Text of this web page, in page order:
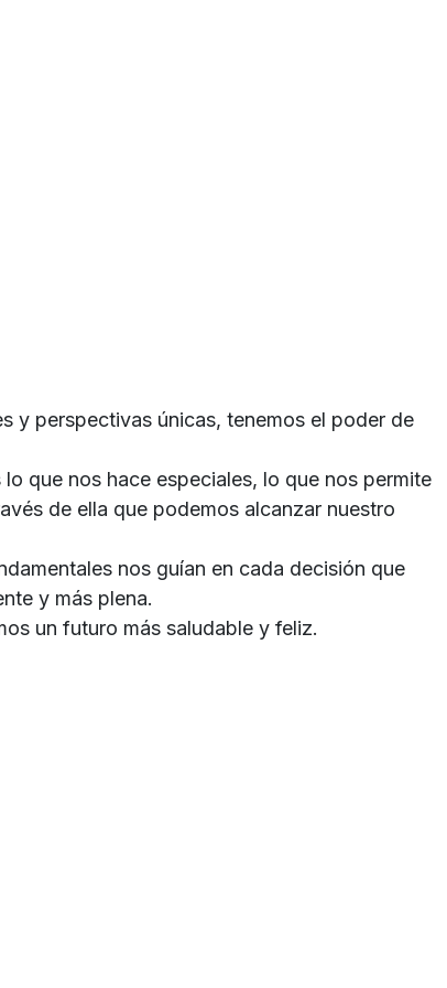
y perspectivas únicas, tenemos el poder de
que nos hace especiales, lo que nos permite
de ella que podemos alcanzar nuestro
nos guían en cada decisión que
y más plena.
un futuro más saludable y feliz.